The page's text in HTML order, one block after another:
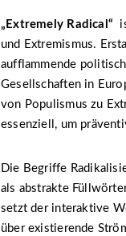
„Extremely Radical“
und Extremismus.
aufflammende
Gesellschaften in
von Populismus zu
essenziell, um
Die Begriffe
als abstrakte
setzt der interaktive
über existierende